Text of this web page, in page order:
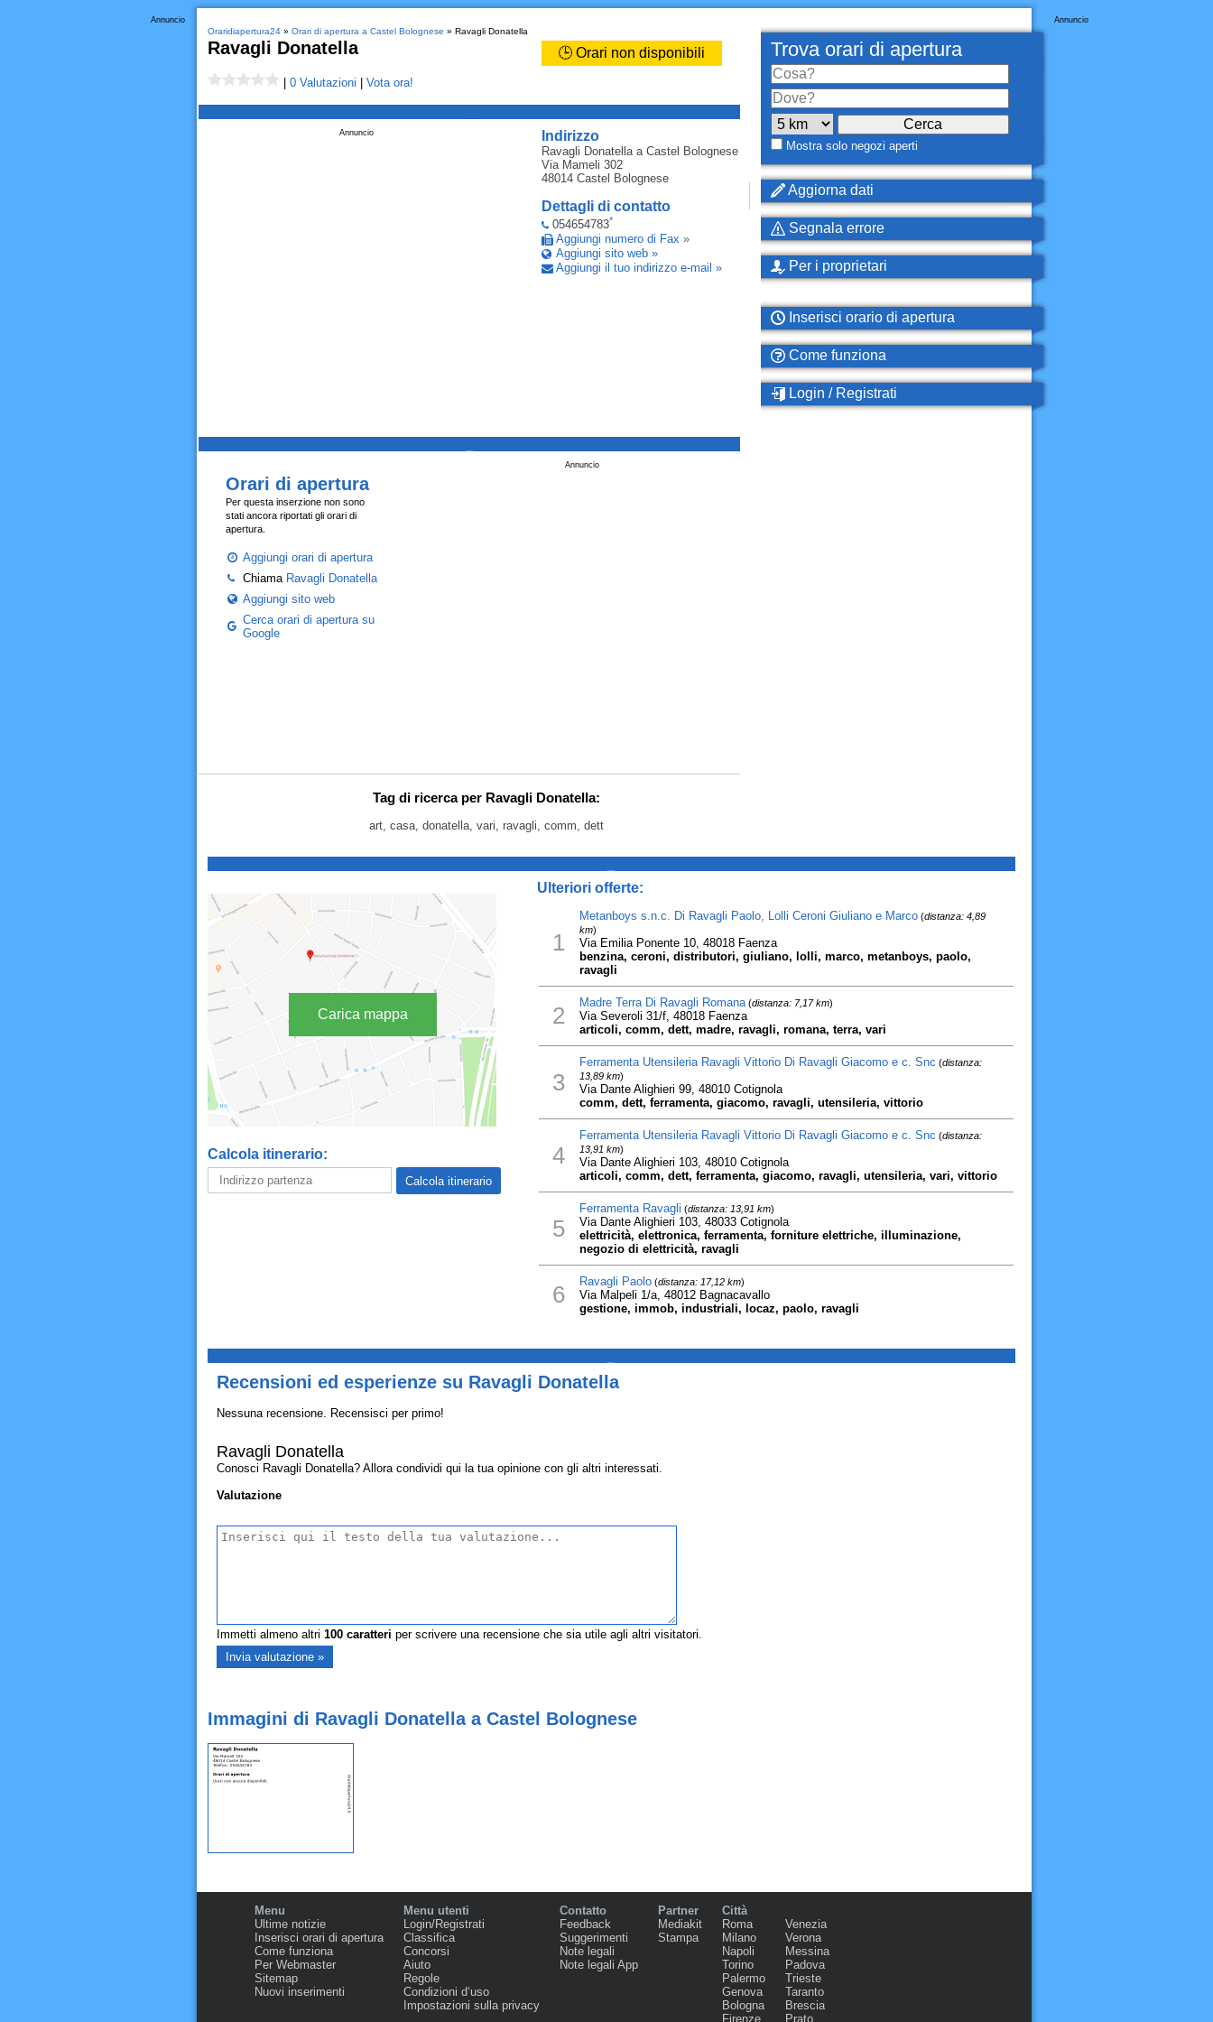
Annuncio
Oraridiapertura24» Orari di apertura a Castel Bolognese » Ravagli Donatella
Ravagli Donatella 🕒 Orari non disponibili
0 Valutazioni Vota ora!
Indirizzo
Ravagli Donatellaa Castel Bolognese
Via Mameli 302
48014 Castel Bolognese
Dettagli di contatto
054654783*
Aggiungi numero di Fax »
Aggiungi sito web »
Aggiungi il tuo indirizzo e-mail »
Annuncio
Annuncio
Orari di apertura
Per questa inserzione non sono
stati ancora riportati gli orari di
apertura.
Aggiungi orari di apertura
Chiama Ravagli Donatella
Aggiungi sito web
Cerca orari di apertura su
Google
Tag di ricerca per Ravagli Donatella:
art, casa, donatella, vari, ravagli, comm, dett
Annuncio
Trova orari di apertura
Mostra solo negozi aperti
Aggiorna dati
Segnala errore
Per i proprietari
Inserisci orario di apertura
Come funziona
Login / Registrati
Carica mappa
Calcola itinerario:
Ulteriori offerte:
1
Metanboys s.n.c. Di Ravagli Paolo, Lolli Ceroni Giuliano e Marco(distanza: 4,89
km)
Via Emilia Ponente 10, 48018 Faenza
benzina, ceroni, distributori, giuliano, lolli, marco, metanboys, paolo,
ravagli
2 Madre Terra Di Ravagli Romana(distanza: 7,17 km)
Via Severoli 31/f, 48018 Faenza
articoli, comm, dett, madre, ravagli, romana, terra, vari
3
Ferramenta Utensileria Ravagli Vittorio Di Ravagli Giacomo e c. Snc (distanza:
13,89 km)
Via Dante Alighieri 99, 48010 Cotignola
comm, dett, ferramenta, giacomo, ravagli, utensileria, vittorio
4
Ferramenta Utensileria Ravagli Vittorio Di Ravagli Giacomo e c. Snc (distanza:
13,91 km)
Via Dante Alighieri 103, 48010 Cotignola
articoli, comm, dett, ferramenta, giacomo, ravagli, utensileria, vari, vittorio
5
Ferramenta Ravagli (distanza: 13,91 km)
Via Dante Alighieri 103, 48033 Cotignola
elettricità, elettronica, ferramenta, forniture elettriche, illuminazione,
negozio di elettricità, ravagli
6 Ravagli Paolo(distanza: 17,12 km)
Via Malpeli 1/a, 48012 Bagnacavallo
gestione, immob, industriali, locaz, paolo, ravagli
Recensioni ed esperienze su Ravagli Donatella
Nessuna recensione. Recensisci per primo!
Ravagli Donatella
Conosci Ravagli Donatella? Allora condividi qui la tua opinione con gli altri interessati.
Valutazione
Immetti almeno altri 100caratteri per scrivere una recensione che sia utile agli altri visitatori.
Immagini di Ravagli Donatella a Castel Bolognese
Menu
Ultime notizie
Inserisci orari di apertura
Come funziona
Per Webmaster
Sitemap
Nuovi inserimenti
Menu utenti
Login/Registrati
Classifica
Concorsi
Aiuto
Regole
Condizioni d‘uso
Impostazioni sulla privacy
Contatto
Feedback
Suggerimenti
Note legali
Note legali App
Partner
Mediakit
Stampa
Città
Roma
Milano
Napoli
Torino
Palermo
Genova
Bologna
Firenze
Venezia
Verona
Messina
Padova
Trieste
Taranto
Brescia
Prato